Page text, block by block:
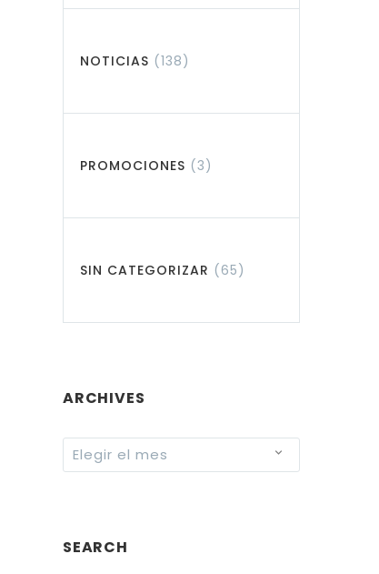
NOTICIAS (138)
PROMOCIONES (3)
SIN CATEGORIZAR (65)
ARCHIVES
Archives
Elegir el mes
SEARCH